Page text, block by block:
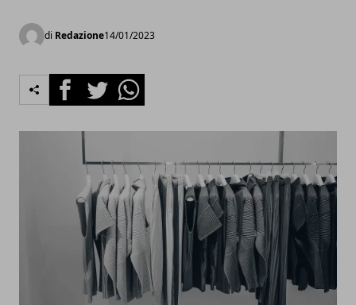
di Redazione14/01/2023
FacebookTwitterWhatsapp